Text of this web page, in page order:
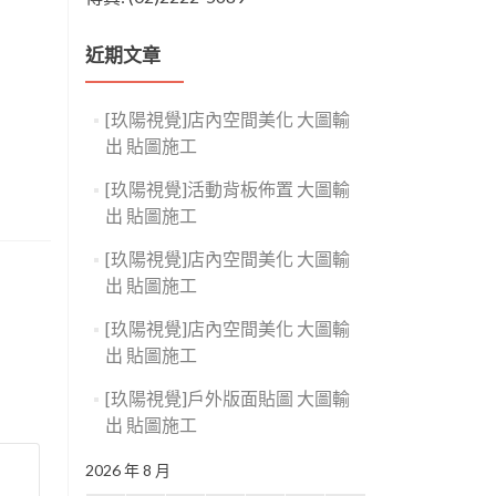
近期文章
[玖陽視覺]店內空間美化 大圖輸
出 貼圖施工
[玖陽視覺]活動背板佈置 大圖輸
出 貼圖施工
[玖陽視覺]店內空間美化 大圖輸
出 貼圖施工
[玖陽視覺]店內空間美化 大圖輸
出 貼圖施工
[玖陽視覺]戶外版面貼圖 大圖輸
出 貼圖施工
2026 年 8 月